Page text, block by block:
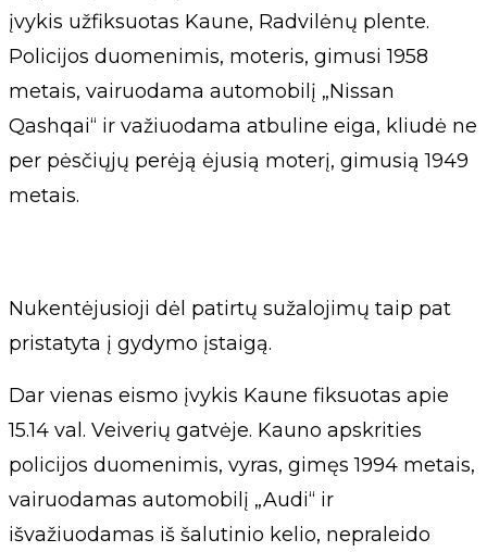
įvykis užfiksuotas Kaune, Radvilėnų plente.
Policijos duomenimis, moteris, gimusi 1958
metais, vairuodama automobilį „Nissan
Qashqai“ ir važiuodama atbuline eiga, kliudė ne
per pėsčiųjų perėją ėjusią moterį, gimusią 1949
metais.
Nukentėjusioji dėl patirtų sužalojimų taip pat
pristatyta į gydymo įstaigą.
Dar vienas eismo įvykis Kaune fiksuotas apie
15.14 val. Veiverių gatvėje. Kauno apskrities
policijos duomenimis, vyras, gimęs 1994 metais,
vairuodamas automobilį „Audi“ ir
išvažiuodamas iš šalutinio kelio, nepraleido